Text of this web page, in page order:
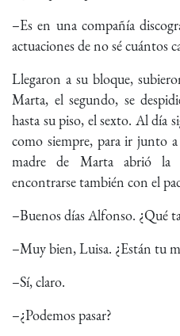
–Es en una compañía
actuaciones de no sé cuántos
Llegaron a su bloque,
Marta, el segundo, se
hasta su piso, el sexto. Al día
como siempre, para ir junto
madre de Marta abrió la
encontrarse también con el
–Buenos días Alfonso. ¿Qué
–Muy bien, Luisa. ¿Están tu
–Sí, claro.
–¿Podemos pasar?